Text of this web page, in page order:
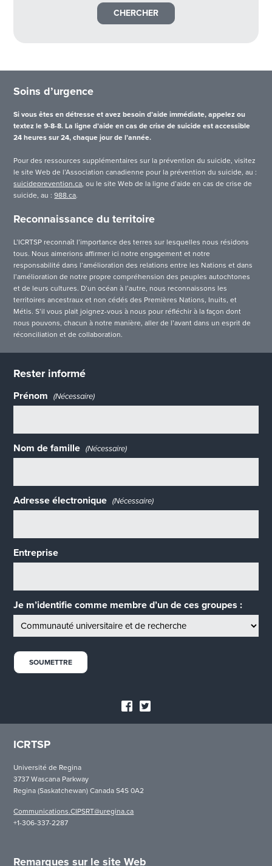
Soins d’urgence
Si vous êtes en détresse et avez besoin d’aide immédiate, appelez ou
textez le 9-8-8. La ligne d’aide en cas de crise de suicide est accessible
24 heures sur 24, chaque jour de l’année.
Pour des ressources supplémentaires sur la prévention du suicide, visitez
le site Web de l’Association canadienne pour la prévention du suicide, au :
suicideprevention.ca, ou le site Web de la ligne d’aide en cas de crise de
suicide, au :988.ca.
Reconnaissance du territoire
L’ICRTSP reconnaît l’importance des terres sur lesquelles nous résidons
tous. Nous aimerions affirmer ici notre engagement et notre
responsabilité dans l’amélioration des relations entre les Nations et dans
l’amélioration de notre propre compréhension des peuples autochtones
et de leurs cultures. D’un océan à l’autre, nous reconnaissons les
territoires ancestraux et non cédés des Premières Nations, Inuits, et
Métis. S’il vous plait joignez-vous à nous pour réfléchir à la façon dont
nous pouvons, chacun à notre manière, aller de l’avant dans un esprit de
réconciliation et de collaboration.
Rester informé
Prénom (Nécessaire)
Nom de famille (Nécessaire)
Adresse électronique (Nécessaire)
Entreprise
Je m’identifie comme membre d’un de ces groupes :
ICRTSP
Université de Regina
3737 Wascana Parkway
Regina (Saskatchewan) Canada S4S 0A2
Communications.CIPSRT@uregina.ca
+1-306-337-2287
Remarques sur le site Web